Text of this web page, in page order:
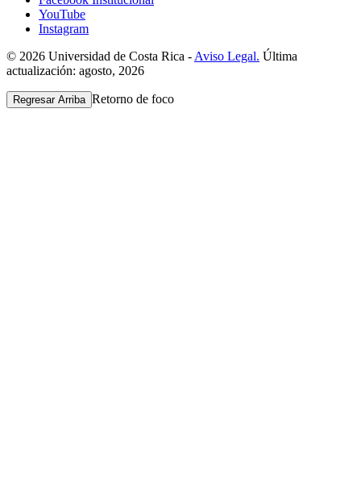
YouTube
Instagram
© 2026 Universidad de Costa Rica - Aviso Legal. Última
actualización: agosto, 2026
Regresar Arriba Retorno de foco